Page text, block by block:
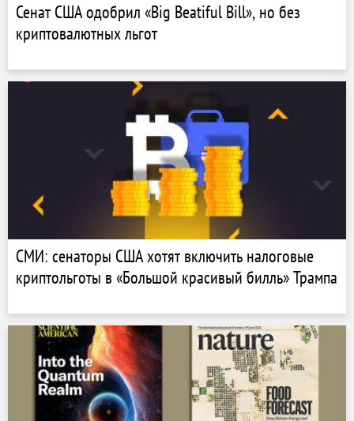
Сенат США одобрил «Big Beatiful Bill», но без
криптовалютных льгот
СМИ: сенаторы США хотят включить налоговые
криптольготы в «Большой красивый билль» Трампа